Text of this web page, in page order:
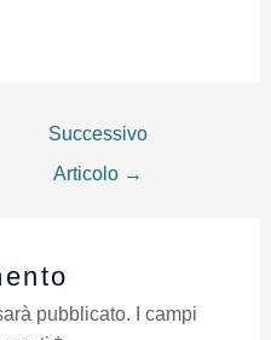
Successivo
Articolo →
pubblicato.
I campi